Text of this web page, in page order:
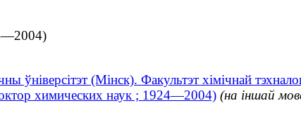
ўніверсітэт (Мінск). Факультэт хімічнай
химических наук ; 1924—2004) (на іншай